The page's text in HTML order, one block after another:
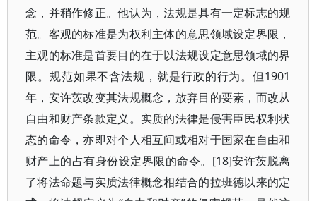
念，并稍作修正。他认为，法规是具有一定标志的规
范。客观的标准是为权利主体的意思领域设定界限，
主观的标准是首要目的在于以法规设定意思领域的界
限。规范如果不含法规，就是行政的行为。但1901
年，安许茨改变其法规概念，放弃目的要素，而改从
自由和财产条款定义。实质的法律是侵害臣民权利状
态的命令，亦即对个人相互间或相对于国家在自由和
财产上的占有身份设定界限的命令。[18]安许茨脱离
了将法命题与实质法律概念相结合的拉班德以来的定